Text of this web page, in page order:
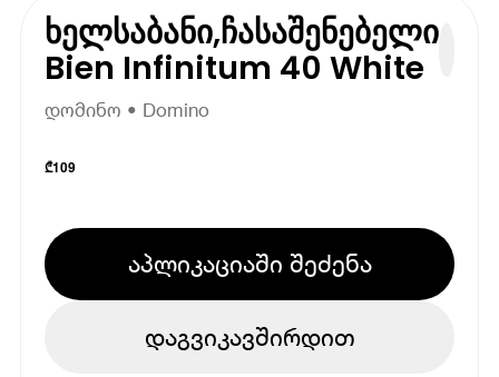
ხელსაბანი,ჩასაშენებელი
Bien Infinitum 40 White
დომინო • Domino
₾109
აპლიკაციაში შეძენა
დაგვიკავშირდით